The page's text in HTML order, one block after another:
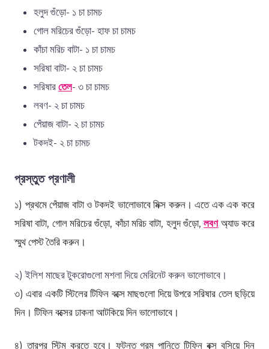
হলুদ গুঁড়ো- ১ চা চামচ
গোল মরিচের গুঁড়ো- হাফ চা চামচ
কাঁচা মরিচ বাটা- ১ চা চামচ
সরিষা বাটা- ২ চা চামচ
সরিষার তেল- ৩ চা চামচ
লবণ- ২ চা চামচ
পেঁয়াজ বাটা- ২ চা চামচ
টকদই- ২ চা চামচ
প্রস্তুত প্রণালী
১) প্রথমে পেঁয়াজ বাটা ও টকদই ভালোভাবে মিক্স করুন। এতে এক এক করে
সরিষা বাটা, গোল মরিচের গুঁড়ো, কাঁচা মরিচ বাটা, হলুদ গুঁড়ো,লবণঅ্যাড করে
স্মুথ পেস্ট তৈরি করুন।
২) ইলিশ মাছের টুকরোগুলো মশলা দিয়ে মেরিনেট করুন ভালোভাবে।
৩) এবার একটি স্টিলের টিফিন বক্সে মাছগুলো দিয়ে উপরে সরিষার তেল ছড়িয়ে
দিন। টিফিন বক্সের ঢাকনা আটকিয়ে দিন ভালোভাবে।
৪) তারপর স্টিম করতে হবে। ফুটন্ত গরম পানিতে টিফিন বক্স বসিয়ে দিন